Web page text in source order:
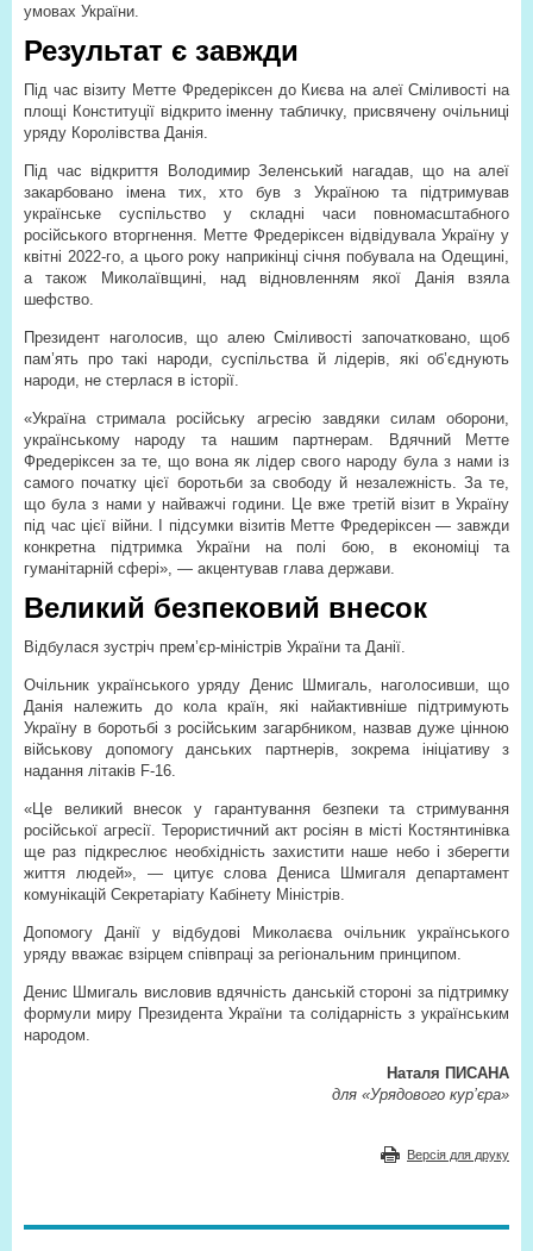
умовах України.
Результат є завжди
Під час візиту Метте Фредеріксен до Києва на алеї Сміливості на
площі Конституції відкрито іменну табличку, присвячену очільниці
уряду Королівства Данія.
Під час відкриття Володимир Зеленський нагадав, що на алеї
закарбовано імена тих, хто був з Україною та підтримував
українське суспільство у складні часи повномасштабного
російського вторгнення. Метте Фредеріксен відвідувала Україну у
квітні 2022-го, а цього року наприкінці січня побувала на Одещині,
а також Миколаївщині, над відновленням якої Данія взяла
шефство.
Президент наголосив, що алею Сміливості започатковано, щоб
пам’ять про такі народи, суспільства й лідерів, які об’єднують
народи, не стерлася в історії.
«Україна стримала російську агресію завдяки силам оборони,
українському народу та нашим партнерам. Вдячний Метте
Фредеріксен за те, що вона як лідер свого народу була з нами із
самого початку цієї боротьби за свободу й незалежність. За те,
що була з нами у найважчі години. Це вже третій візит в Україну
під час цієї війни. І підсумки візитів Метте Фредеріксен — завжди
конкретна підтримка України на полі бою, в економіці та
гуманітарній сфері», — акцентував глава держави.
Великий безпековий внесок
Відбулася зустріч прем’єр-міністрів України та Данії.
Очільник українського уряду Денис Шмигаль, наголосивши, що
Данія належить до кола країн, які найактивніше підтримують
Україну в боротьбі з російським загарбником, назвав дуже цінною
військову допомогу данських партнерів, зокрема ініціативу з
надання літаків F-16.
«Це великий внесок у гарантування безпеки та стримування
російської агресії. Терористичний акт росіян в місті Костянтинівка
ще раз підкреслює необхідність захистити наше небо і зберегти
життя людей», — цитує слова Дениса Шмигаля департамент
комунікацій Секретаріату Кабінету Міністрів.
Допомогу Данії у відбудові Миколаєва очільник українського
уряду вважає взірцем співпраці за регіональним принципом.
Денис Шмигаль висловив вдячність данській стороні за підтримку
формули миру Президента України та солідарність з українським
народом.
Наталя ПИСАНА
для «Урядового кур’єра»
Версія для друку